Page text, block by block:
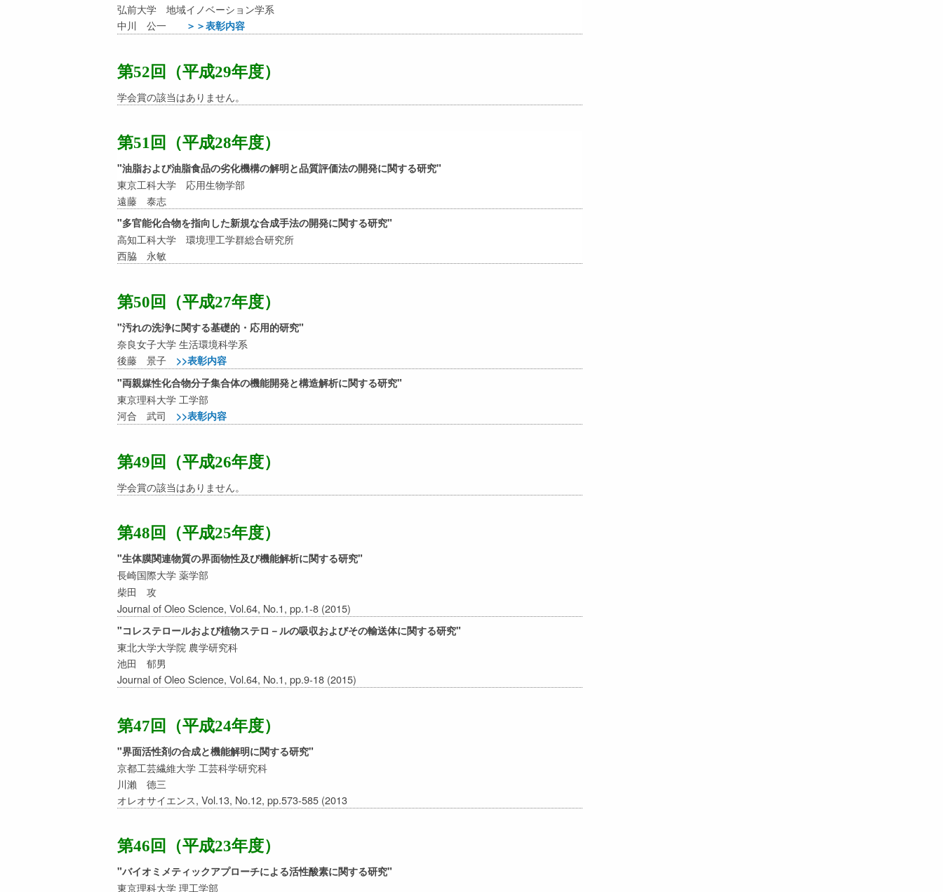
弘前大学 地域イノベーション学系
中川 公一
＞＞表彰内容
第52回（平成29年度）
学会賞の該当はありません。
第51回（平成28年度）
"油脂および油脂食品の劣化機構の解明と品質評価法の開発に関する研究"
東京工科大学 応用生物学部
遠藤 泰志
"多官能化合物を指向した新規な合成手法の開発に関する研究"
高知工科大学 環境理工学群総合研究所
西脇 永敏
第50回（平成27年度）
"汚れの洗浄に関する基礎的・応用的研究"
奈良女子大学 生活環境科学系
後藤 景子 >>表彰内容
"両親媒性化合物分子集合体の機能開発と構造解析に関する研究"
東京理科大学 工学部
河合 武司 >>表彰内容
第49回（平成26年度）
学会賞の該当はありません。
第48回（平成25年度）
"生体膜関連物質の界面物性及び機能解析に関する研究"
長崎国際大学 薬学部
柴田 攻
Journal of Oleo Science, Vol.64, No.1, pp.1-8 (2015)
"コレステロールおよび植物ステロ－ルの吸収およびその輸送体に関する研究"
東北大学大学院 農学研究科
池田 郁男
Journal of Oleo Science, Vol.64, No.1, pp.9-18 (2015)
第47回（平成24年度）
"界面活性剤の合成と機能解明に関する研究"
京都工芸繊維大学 工芸科学研究科
川瀨 德三
オレオサイエンス, Vol.13, No.12, pp.573-585 (2013
第46回（平成23年度）
"バイオミメティックアプローチによる活性酸素に関する研究"
東京理科大学 理工学部